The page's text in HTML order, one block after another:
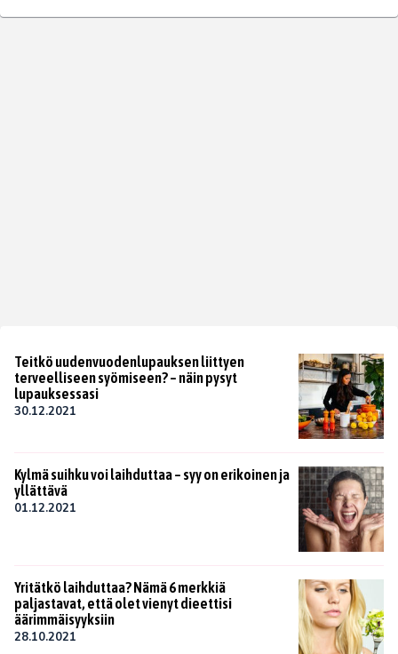
Teitkö uudenvuodenlupauksen liittyen
terveelliseen syömiseen? – näin pysyt
lupauksessasi
30.12.2021
Kylmä suihku voi laihduttaa – syy on erikoinen ja
yllättävä
01.12.2021
Yritätkö laihduttaa? Nämä 6 merkkiä
paljastavat, että olet vienyt dieettisi
äärimmäisyyksiin
28.10.2021